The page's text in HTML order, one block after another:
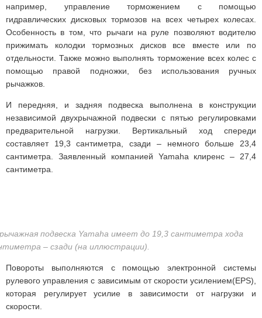
например, управление торможением с помощью
гидравлических дисковых тормозов на всех четырех колесах.
Особенность в том, что рычаги на руле позволяют водителю
прижимать колодки тормозных дисков все вместе или по
отдельности. Также можно выполнять торможение всех колес с
помощью правой подножки, без использования ручных
рычажков.
И передняя, и задняя подвеска выполнена в конструкции
независимой двухрычажной подвески с пятью регулировками
предварительной нагрузки. Вертикальный ход спереди
составляет 19,3 сантиметра, сзади – немного больше 23,4
сантиметра. Заявленный компанией Yamaha клиренс – 27,4
сантиметра.
подвеска Yamaha имеет до 19,3 сантиметра хода
– сзади (на иллюстрации).
Повороты выполняются с помощью электронной системы
рулевого управления с зависимым от скорости усилением(EPS),
которая регулирует усилие в зависимости от нагрузки и
скорости.